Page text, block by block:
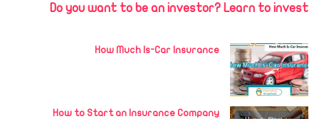
Do you want to be an investor? Learn to invest
How Much Is-Car Insurance
How to Start an Insurance Company